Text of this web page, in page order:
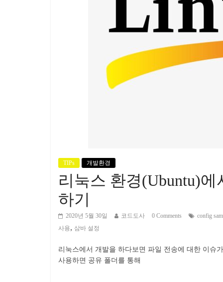
TIPs 개발환경
리눅스 환경(Ubuntu)
하기
2020년 5월 30일 코드도사 0 Comments
config
사용, 삼바 설정
리눅스에서 개발을 하다보면 파일 전송에 대한 이슈
사용하면 공유 폴더를 통해